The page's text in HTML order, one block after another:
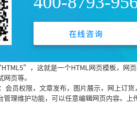
说起H5响应式网站开发很多人也是慢慢
作模板下载就能
址上都是统一的，使用的也是同一个操作
护简单轻松。
，这就是一个HTML网页模板，网
页等。
员权限，文章发布，图片展示，网上订
理维护功能，可以任意编辑网页内容。上
在线咨询